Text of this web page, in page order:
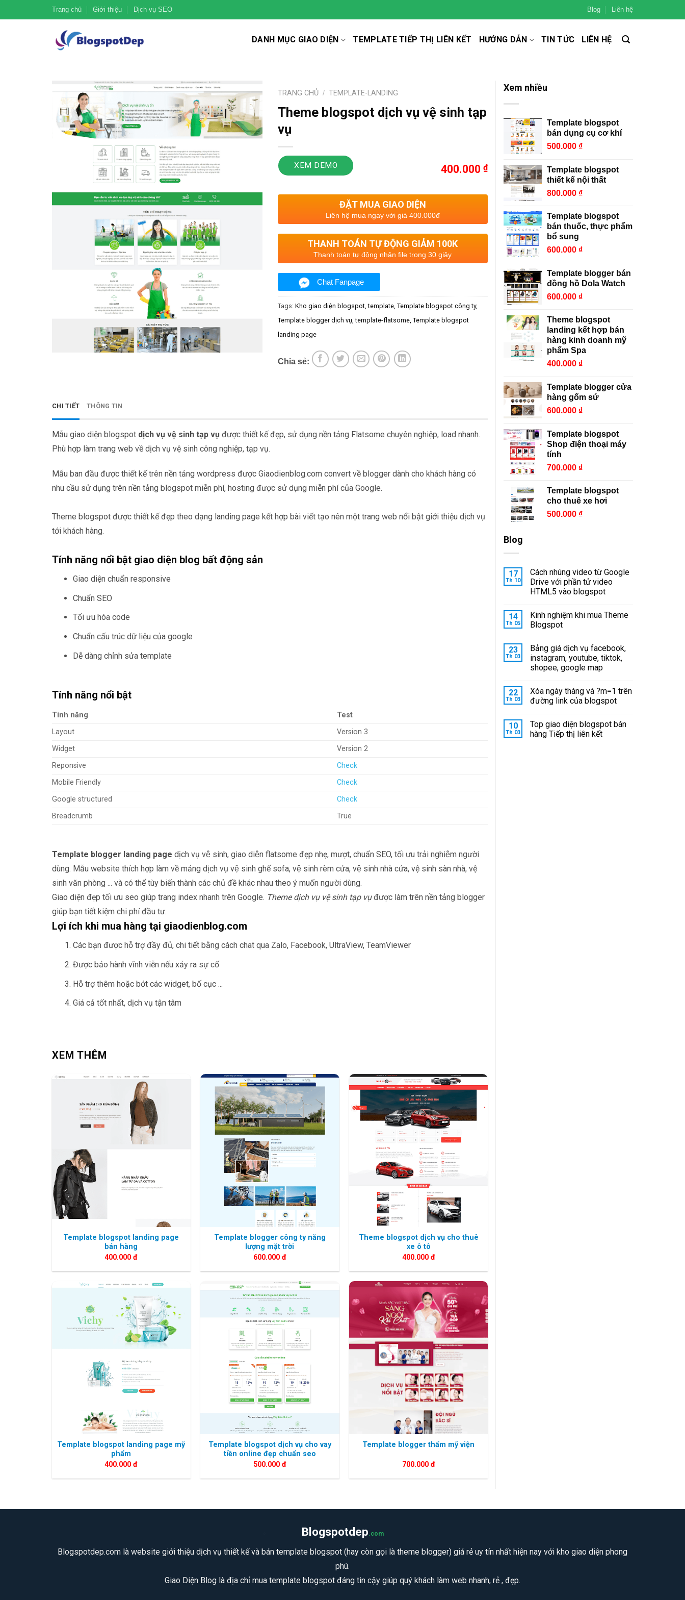
Trang chủ Giới thiệu Dịch vụ SEO Blog Liên hệ
DANH MỤC GIAO DIỆN TEMPLATE TIẾP THỊ LIÊN KẾT HƯỚNG DẪN TIN TỨC LIÊN HỆ
TRANG CHỦ / TEMPLATE-LANDING
Theme blogspot dịch vụ vệ sinh tạp
vụ
400.000 ₫
XEM DEMO
ĐẶT MUA GIAO DIỆN
Liên hệ mua ngay với giá 400.000đ
THANH TOÁN TỰ ĐỘNG GIẢM 100K
Thanh toán tự động nhận file trong 30 giây
Chat Fanpage
Tags: Kho giao diện blogspot template Template blogspot công ty
Template blogger dịch vụ template-flatsome Template blogspot
landing page
Chia sẻ:
CHI TIẾT THÔNG TIN
Mẫu giao diện blogspot dịch vụ vệ sinh tạp vụ được thiết kế đẹp, sử dụng nền tảng Flatsome chuyên nghiệp, load nhanh.
Phù hợp làm trang web về dịch vụ vệ sinh công nghiệp, tạp vụ.
Mẫu ban đầu được thiết kế trên nền tảng wordpress được Giaodienblog.com convert về blogger dành cho khách hàng có
nhu cầu sử dụng trên nền tảng blogspot miễn phí, hosting được sử dụng miễn phí của Google.
Theme blogspot được thiết kế đẹp theo dạng landing page kết hợp bài viết tạo nên một trang web nổi bật giới thiệu dịch vụ
tới khách hàng.
Tính năng nổi bật giao diện blog bất động sản
Giao diện chuẩn responsive
Chuẩn SEO
Tối ưu hóa code
Chuẩn cấu trúc dữ liệu của google
Dễ dàng chỉnh sửa template
Tính năng nổi bật
Tính năng
Test
Layout
Version 3
Widget
Version 2
Reponsive
Check
Mobile Friendly
Check
Google structured
Check
Breadcrumb
True
Template blogger landing page dịch vụ vệ sinh, giao diện flatsome đẹp nhẹ, mượt, chuẩn SEO, tối ưu trải nghiệm người
dùng. Mẫu website thích hợp làm về mảng dịch vụ vệ sinh ghế sofa, vệ sinh rèm cửa, vệ sinh nhà cửa, vệ sinh sàn nhà, vệ
sinh văn phòng ... và có thể tùy biến thành các chủ đề khác nhau theo ý muốn người dùng.
Giao diện đẹp tối ưu seo giúp trang index nhanh trên Google. Theme dịch vụ vệ sinh tạp vụđược làm trên nền tảng blogger
giúp bạn tiết kiệm chi phí đầu tư.
Lợi ích khi mua hàng tại giaodienblog.com
Các bạn được hỗ trợ đầy đủ, chi tiết bằng cách chat qua Zalo, Facebook, UltraView, TeamViewer
Được bảo hành vĩnh viễn nếu xảy ra sự cố
Hỗ trợ thêm hoặc bớt các widget, bố cục ...
Giá cả tốt nhất, dịch vụ tận tâm
XEM THÊM
Template blogspot landing page
bán hàng
400.000đ
Template blogger công ty năng
lượng mặt trời
600.000 đ
Theme blogspot dịch vụ cho thuê
xe ô tô
400.000 đ
Template blogspot landing page mỹ
phẩm
400.000đ
Template blogspot dịch vụ cho vay
tiền online đẹp chuẩn seo
500.000 đ
Template blogger thẩm mỹ viện
700.000 đ
Xem nhiều
Template blogspot
bán dụng cụ cơ khí
500.000 ₫
Template blogspot
thiết kế nội thất
800.000 ₫
Template blogspot
bán thuốc, thực phẩm
bổ sung
600.000 ₫
Template blogger bán
đồng hồ Dola Watch
600.000 ₫
Theme blogspot
landing kết hợp bán
hàng kinh doanh mỹ
phẩm Spa
400.000 ₫
Template blogger cửa
hàng gốm sứ
600.000 ₫
Template blogspot
Shop điện thoại máy
tính
700.000 ₫
Template blogspot
cho thuê xe hơi
500.000 ₫
Blog
17
Th 10
Cách nhúng video từ Google
Drive với phần tử video
HTML5 vào blogspot
14
Th 05
Kinh nghiệm khi mua Theme
Blogspot
23
Th 03
Bảng giá dịch vụ facebook,
instagram, youtube, tiktok,
shopee, google map
22
Th 03
Xóa ngày tháng và ?m=1 trên
đường link của blogspot
10
Th 03
Top giao diện blogspot bán
hàng Tiếp thị liên kết
Blogspotdep.com
Blogspotdep.com là website giới thiệu dịch vụ thiết kế và bán template blogspot (hay còn gọi là theme blogger) giá rẻ uy tín nhất hiện nay với kho giao diện phong
phú.
Giao Diện Blog là địa chỉ mua template blogspot đáng tin cậy giúp quý khách làm web nhanh, rẻ , đẹp.